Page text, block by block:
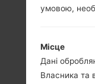
умовою,
Місце
Дані
Власника та